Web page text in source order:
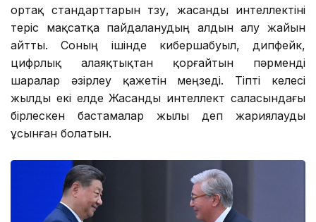
ортақ стандарттарын түзу, жасанды интеллектіні
теріс мақсатқа пайдаланудың алдын алу жайын
айтты. Соның ішінде кибершабуыл, дипфейк,
цифрлық алаяқтықтан қорғайтын пәрменді
шаралар әзірлеу қажетін меңзеді. Тіпті келесі
жылды екі елде Жасанды интеллект саласындағы
бірлескен бастамалар жылы деп жариялауды
ұсынған болатын.